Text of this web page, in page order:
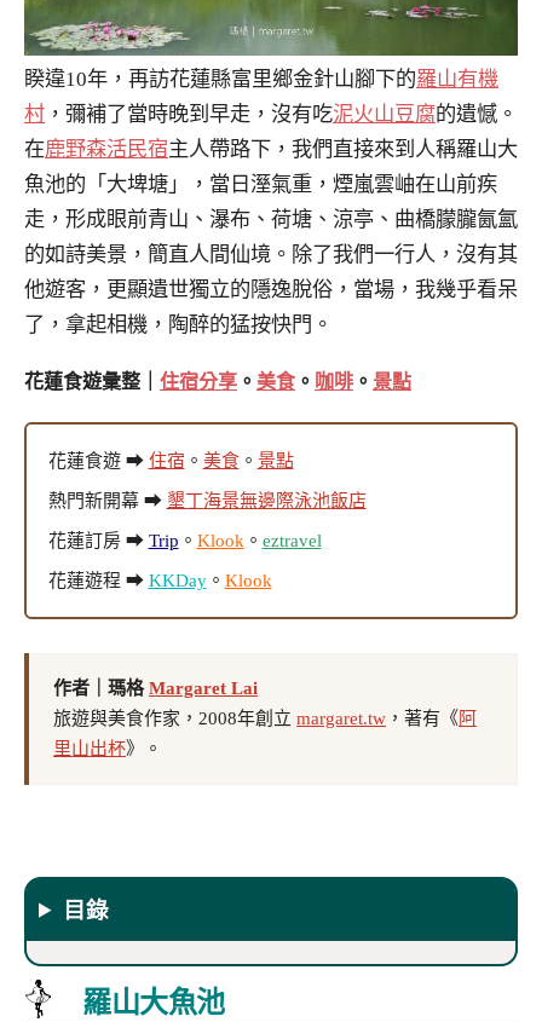
睽違10年，再訪花蓮縣富里鄉金針山腳下的羅山有機
村 ，彌補了當時晚到早走，沒有吃泥火山豆腐的遺憾。
在鹿野森活民宿主人帶路下，我們直接來到人稱羅山大
魚池的「大埤塘」，當日溼氣重，煙嵐雲岫在山前疾
走，形成眼前青山、瀑布、荷塘、涼亭、曲橋朦朧氤氳
的如詩美景，簡直人間仙境。除了我們一行人，沒有其
他遊客，更顯遺世獨立的隱逸脫俗，當場，我幾乎看呆
了，拿起相機，陶醉的猛按快門。
花蓮食遊彙整｜ 住宿分享 。 美食。 咖啡 。 景點
花蓮食遊 ➡ 住宿 。 美食。 景點
熱門新開幕 ➡ 墾丁海景無邊際泳池飯店
花蓮訂房 ➡ Trip 。 Klook 。 eztravel
花蓮遊程 ➡ KKDay。 Klook
作者｜瑪格Margaret Lai
旅遊與美食作家，2008年創立 margaret.tw ，著有《阿
里山出杯》。
目錄
羅山大魚池